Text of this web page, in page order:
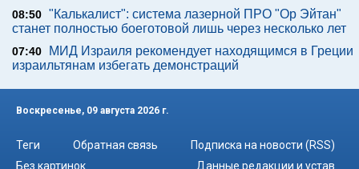
08:50 "Калькалист": система лазерной ПРО "Ор Эйтан"
станет полностью боеготовой лишь через несколько лет
07:40
МИД Израиля рекомендует находящимся в Греции
израильтянам избегать демонстраций
Воскресенье, 09 августа 2026 г.
Теги Обратная связь
Подписка на новости (RSS)
Без картинок
Данные редакции и устав